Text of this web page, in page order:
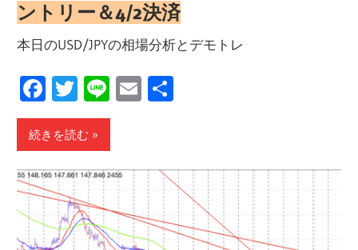
ントリー＆4/2決済
本日のUSD/JPYの相場分析とデモトレ
Facebook
Twitter
LineEmail
続きを読む